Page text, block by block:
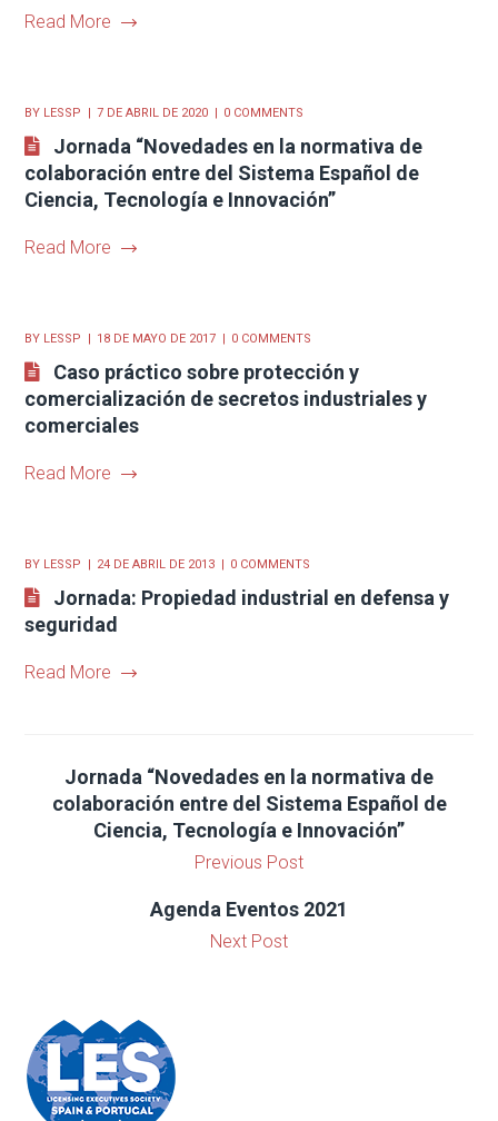
Read More
BY LESSP 7 DE ABRIL DE 2020 0 COMMENTS
Jornada “Novedades en la normativa de
colaboración entre del Sistema Español de
Ciencia, Tecnología e Innovación”
Read More
BY LESSP 18 DE MAYO DE 2017 0 COMMENTS
Caso práctico sobre protección y
comercialización de secretos industriales y
comerciales
Read More
BY LESSP 24 DE ABRIL DE 2013 0 COMMENTS
Jornada: Propiedad industrial en defensa y
seguridad
Read More
Jornada “Novedades en la normativa de
colaboración entre del Sistema Español de
Ciencia, Tecnología e Innovación”
Previous Post
Agenda Eventos 2021
Next Post